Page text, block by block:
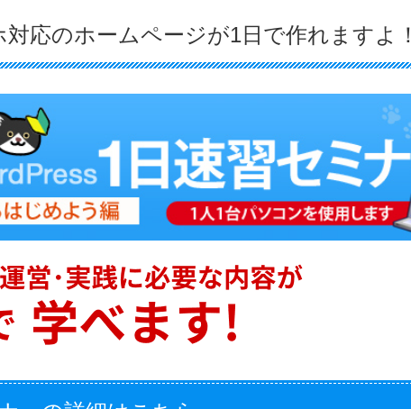
応のホームページが1日で作れますよ！